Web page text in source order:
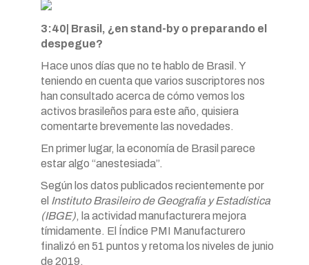
3:40| Brasil, ¿en stand-by o preparando el
despegue?
Hace unos días que no te hablo de Brasil. Y
teniendo en cuenta que varios suscriptores nos
han consultado acerca de cómo vemos los
activos brasileños para este año, quisiera
comentarte brevemente las novedades.
En primer lugar, la economía de Brasil parece
estar algo “anestesiada”.
Según los datos publicados recientemente por
el Instituto Brasileiro de Geografía y Estadística
(IBGE), la actividad manufacturera mejora
tímidamente. El Índice PMI Manufacturero
finalizó en 51 puntos y retoma los niveles de junio
de 2019.